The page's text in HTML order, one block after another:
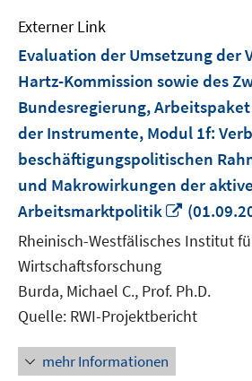
Externer Link
Evaluation der Umsetzung der
Hartz-Kommission sowie des
Bundesregierung,
der Instrumente, Modul 1f:
beschäftigungspolitischen
und Makrowirkungen der
Arbeitsmarktpolitik
In
neuem
Fenster
Rheinisch-Westfälisches Institut
Wirtschaftsforschung
Burda, Michael C., Prof. Ph.D.
Quelle: RWI-Projektbericht
mehr Informationen